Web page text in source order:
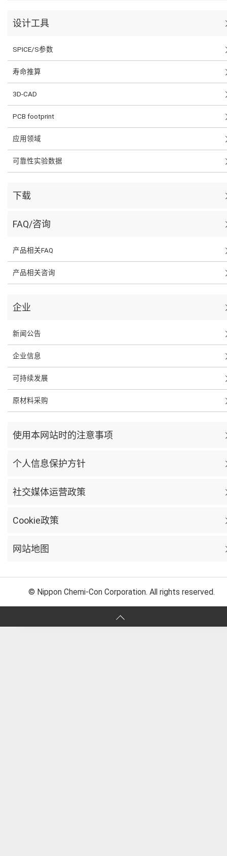
设计工具
SPICE/S参数
寿命推算
3D-CAD
PCB footprint
应用领域
可靠性实验数据
下载
FAQ/咨询
产品相关FAQ
产品相关咨询
企业
新闻公告
企业信息
可持续发展
原材料采购
使用本网站时的注意事项
个人信息保护方针
社交媒体运营政策
Cookie政策
网站地图
© Nippon Chemi-Con Corporation. All rights reserved.